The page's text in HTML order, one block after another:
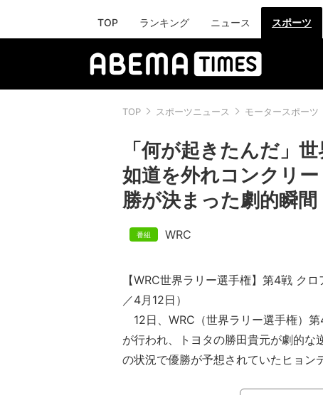
TOP ランキング ニュース スポーツ
TOP スポーツニュース モータースポーツ
「何が起きたんだ」
如道を外れコンクリ
勝が決まった劇的瞬間
WRC
【WRC世界ラリー選手権】第4戦 ク
／4月12日）
12日、WRC（世界ラリー選手権）
が行われ、トヨタの勝田貴元が劇的な
の状況で優勝が予想されていたヒョン